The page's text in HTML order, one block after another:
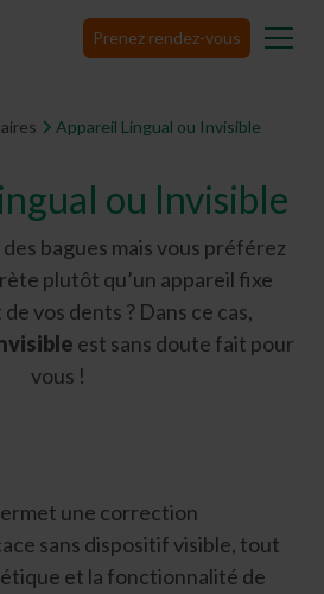
Prenez rendez-vous
Appareil Lingual ou Invisible
ou Invisible
bagues mais vous préférez
plutôt qu’un appareil fixe
de vos dents ? Dans ce cas,
est sans doute fait pour
vous !
une correction
sans dispositif visible, tout
et la fonctionnalité de